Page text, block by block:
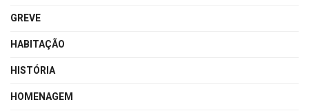
GREVE
HABITAÇÃO
HISTÓRIA
HOMENAGEM